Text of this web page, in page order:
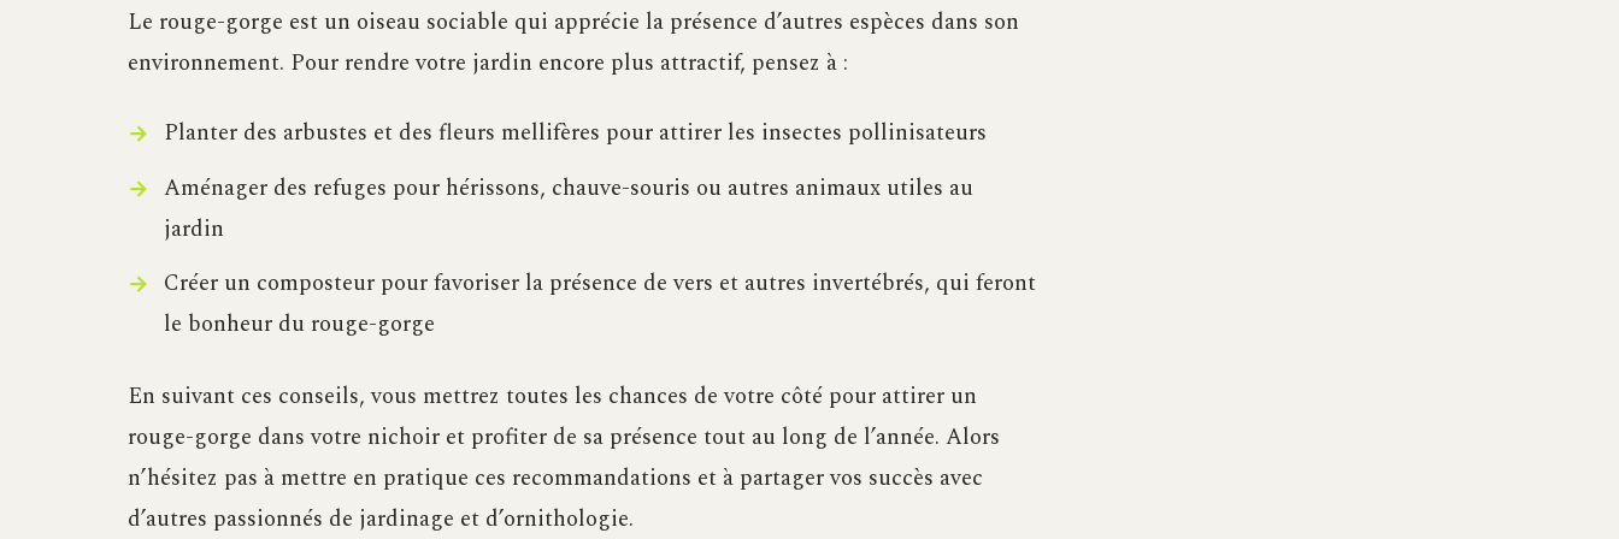
Le rouge-gorge est un oiseau sociable qui apprécie la présence d’autres espèces dans son
environnement. Pour rendre votre jardin encore plus attractif, pensez à :
Planter des arbustes et des fleurs mellifères pour attirer les insectes pollinisateurs
Aménager des refuges pour hérissons, chauve-souris ou autres animaux utiles au
jardin
Créer un composteur pour favoriser la présence de vers et autres invertébrés, qui feront
le bonheur du rouge-gorge
En suivant ces conseils, vous mettrez toutes les chances de votre côté pour attirer un
rouge-gorge dans votre nichoir et profiter de sa présence tout au long de l’année. Alors
n’hésitez pas à mettre en pratique ces recommandations et à partager vos succès avec
d’autres passionnés de jardinage et d’ornithologie.